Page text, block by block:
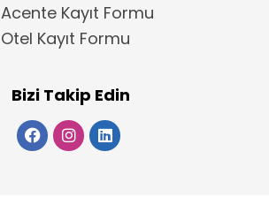
Acente Kayıt Formu
Otel Kayıt Formu
Bizi Takip Edin